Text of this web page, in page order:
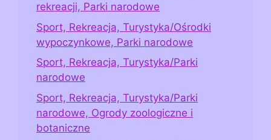
rekreacji, Parki narodowe
Sport, Rekreacja, Turystyka/Ośrodki
wypoczynkowe, Parki narodowe
Sport, Rekreacja, Turystyka/Parki
narodowe
Sport, Rekreacja, Turystyka/Parki
narodowe, Ogrody zoologiczne i
botaniczne